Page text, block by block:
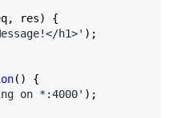
res) {
h1>' );
() {
on *:4000' );